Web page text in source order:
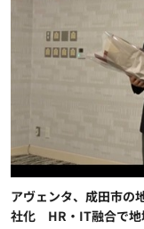
アヴェンタ、成田市の
社化 HR・IT融合で地